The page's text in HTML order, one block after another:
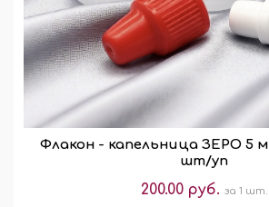
Флакон - капельница ЗЕРО 5
шт/уп
200.00 руб. за 1 шт.